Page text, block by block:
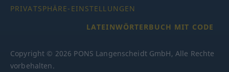
PRIVATSPHÄRE-EINSTELLUNGEN
LATEINWÖRTERBUCH MIT CODE
Copyright © 2026 PONS Langenscheidt GmbH, Alle Rechte
vorbehalten.